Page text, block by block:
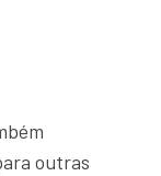
outras